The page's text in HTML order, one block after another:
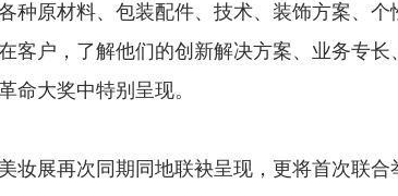
种原材料、包装配件、技术、装饰方案、
客户，了解他们的创新解决方案、业务专
命大奖中特别呈现。
妆展再次同期同地联袂呈现，更将首次联